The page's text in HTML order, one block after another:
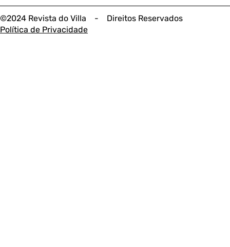
©2024 Revista do Villa - Direitos Reservados
Política de Privacidade